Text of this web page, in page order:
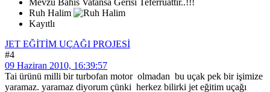
Ruh Halim
Kayıtlı
JET EĞİTİM UÇAĞI PROJESİ
#4
09 Haziran 2010, 16:39:57
Tai ürünü milli bir turbofan motor olmadan bu uçak pek bir işimize
yaramaz. yaramaz diyorum çünki herkez bilirki jet eğitim uçağı